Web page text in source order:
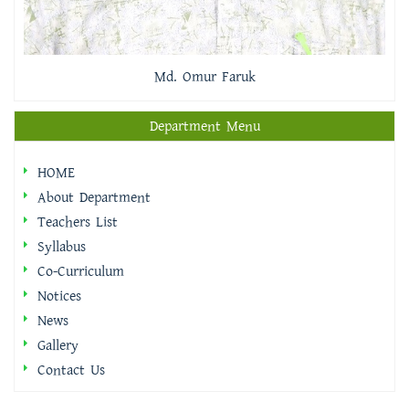
Md. Omur Faruk
Department Menu
HOME
About Department
Teachers List
Syllabus
Co-Curriculum
Notices
News
Gallery
Contact Us